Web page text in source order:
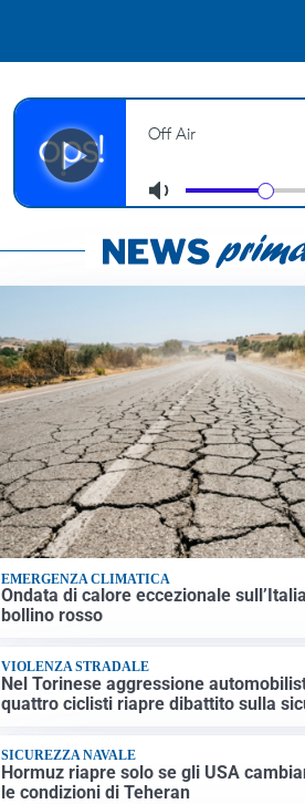
EMERGENZA CLIMATICA
Ondata di calore eccezionale
bollino rosso
VIOLENZA STRADALE
Nel Torinese aggressione
quattro ciclisti riapre dibattito sulla
SICUREZZA NAVALE
Hormuz riapre solo se gli USA
le condizioni di Teheran